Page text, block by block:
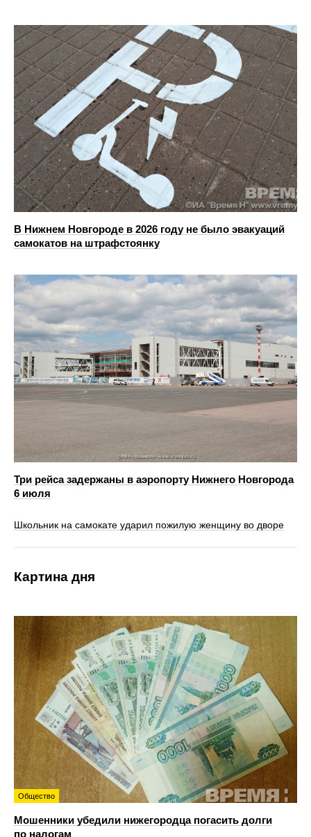
В Нижнем Новгороде в 2026 году не было эвакуаций
самокатов на штрафстоянку
Три рейса задержаны в аэропорту Нижнего Новгорода
6 июля
Школьник на самокате ударил пожилую женщину во дворе
Картина дня
Общество
Мошенники убедили нижегородца погасить долги
по налогам